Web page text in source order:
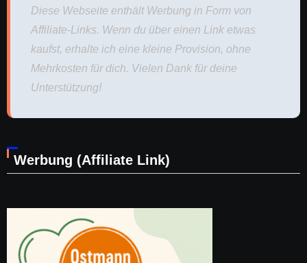
Diese Webseite enthält Werbung in Form von
Affiliate-Links. Wenn du über einen Link etwas
kaufst, erhalte ich eine kleine Provision, ohne
Mehrkosten für dich. Vielen Dank für deine
Unterstützung!
Werbung (Affiliate Link)